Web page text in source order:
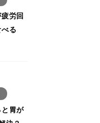
労回
る
」と
法
と胃が